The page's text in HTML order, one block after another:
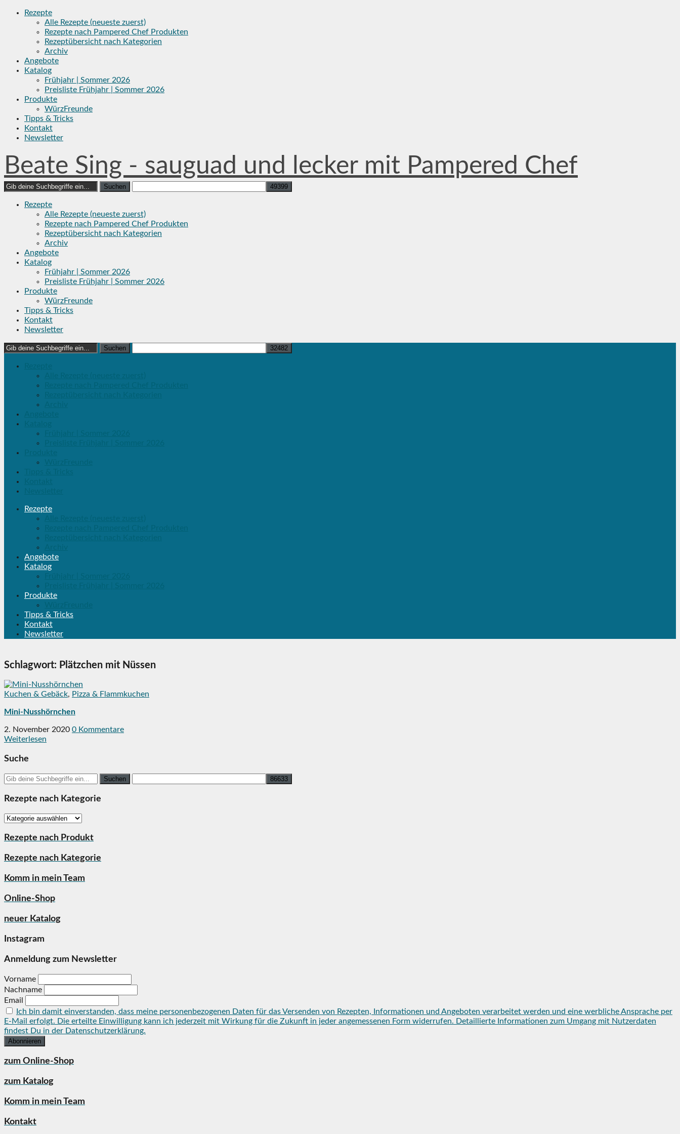
Skip
Rezepte
Alle Rezepte (neueste zuerst)
Rezepte nach Pampered Chef Produkten
Rezeptübersicht nach Kategorien
Archiv
Angebote
Katalog
Frühjahr | Sommer 2026
Preisliste Frühjahr | Sommer 2026
Produkte
WürzFreunde
Tipps & Tricks
Kontakt
Newsletter
Beate Sing - sauguad und lecker mit Pampered Chef
Search
Rezepte
Alle Rezepte (neueste zuerst)
Rezepte nach Pampered Chef Produkten
Rezeptübersicht nach Kategorien
Archiv
Angebote
Katalog
Frühjahr | Sommer 2026
Preisliste Frühjahr | Sommer 2026
Produkte
WürzFreunde
Tipps & Tricks
Kontakt
Newsletter
Search
Rezepte
Angebote
Katalog
Produkte
Tipps & Tricks
Kontakt
Newsletter
Schlagwort: Plätzchen mit Nüssen
Kuchen & Gebäck, Pizza & Flammkuchen
Mini-Nusshörnchen
2. November 2020 0 Kommentare
Weiterlesen
Suche
Search
for:
Rezepte nach Kategorie
Rezepte
Kategorie
Rezepte nach Produkt
Rezepte nach Kategorie
Komm in mein Team
Online-Shop
neuer Katalog
Instagram
Anmeldung zum Newsletter
Vorname
Nachname
Email
Ich bin damit einverstanden, dass meine personenbezogenen Daten für das Versenden von Rezepten, Informationen und Angeboten verarbeitet werden und eine werbliche Ansprache per
E-Mail erfolgt. Die erteilte Einwilligung kann ich jederzeit mit Wirkung für die Zukunft in jeder angemessenen Form widerrufen. Detaillierte Informationen zum Umgang mit Nutzerdaten
findest Du in der Datenschutzerklärung.
zum Online-Shop
zum Katalog
Komm in mein Team
Kontakt